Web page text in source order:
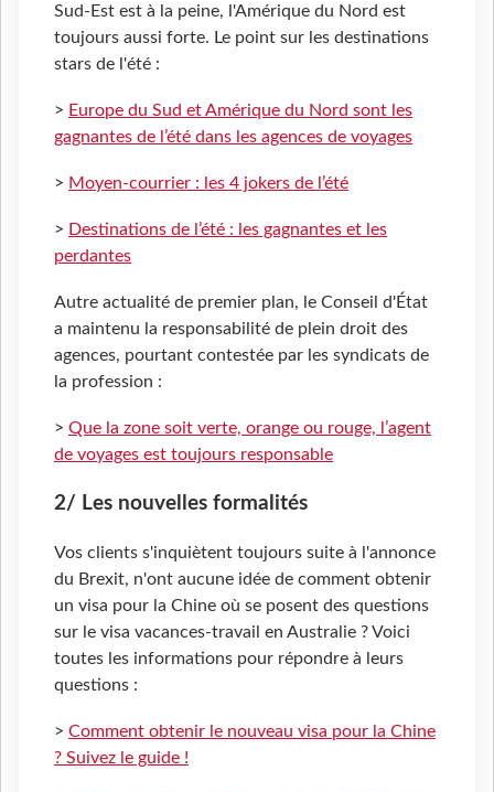
Sud-Est est à la peine, l'Amérique du Nord est
toujours aussi forte. Le point sur les destinations
stars de l'été :
> Europe du Sud et Amérique du Nord sont les
gagnantes de l’été dans les agences de voyages
> Moyen-courrier : les 4 jokers de l’été
> Destinations de l’été : les gagnantes et les
perdantes
Autre actualité de premier plan, le Conseil d'État
a maintenu la responsabilité de plein droit des
agences, pourtant contestée par les syndicats de
la profession :
> Que la zone soit verte, orange ou rouge, l’agent
de voyages est toujours responsable
2/ Les nouvelles formalités
Vos clients s'inquiètent toujours suite à l'annonce
du Brexit, n'ont aucune idée de comment obtenir
un visa pour la Chine où se posent des questions
sur le visa vacances-travail en Australie ? Voici
toutes les informations pour répondre à leurs
questions :
> Comment obtenir le nouveau visa pour la Chine
? Suivez le guide !